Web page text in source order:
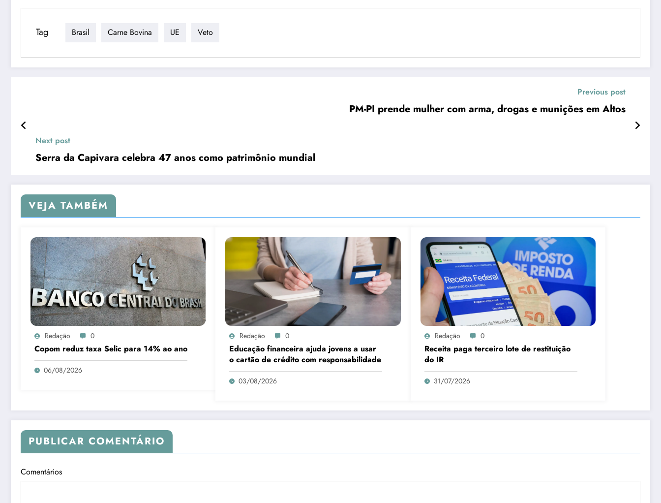
Tag Brasil Carne Bovina UE Veto
Previous post
PM-PI prende mulher com arma, drogas e munições em Altos
Next post
Serra da Capivara celebra 47 anos como patrimônio mundial
VEJA TAMBÉM
Redação 0
Copom reduz taxa Selic para 14% ao ano
06/08/2026
Redação 0
Educação financeira ajuda jovens a usar
o cartão de crédito com responsabilidade
03/08/2026
Redação 0
Receita paga terceiro lote de restituição
do IR
31/07/2026
PUBLICAR COMENTÁRIO
Comentários